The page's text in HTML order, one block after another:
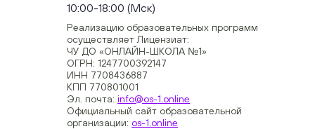
10:00-18:00 (Мск)
Реализацию образовательных программ
осуществляет Лицензиат:
ЧУ ДО «ОНЛАЙН-ШКОЛА №1»
ОГРН: 1247700392147
ИНН 7708436887
КПП 770801001
Эл. почта: info@os-1.online
Официальный сайт образовательной
организации: os-1.online